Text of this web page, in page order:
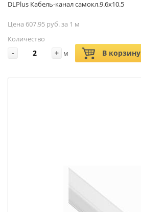
DLPlus Кабель-канал самокл.9.6х10.5
Цена 607.95 руб. за 1 м
Количество
- + м В корзину